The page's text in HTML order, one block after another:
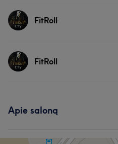
Paslaugos
FitRoll
Paslaugos
Mūsų klientų nuomonė apie
FitRoll
Apie saloną